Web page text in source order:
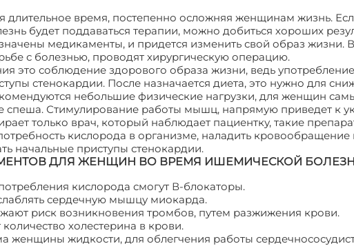
длительное время, постепенно осложняя женщинам жизнь.
будет поддаваться терапии, можно добиться хороших
медикаменты, и придется изменить свой образ жизни.
с болезнью, проводят хирургическую операцию.
это соблюдение здорового образа жизни, ведь
стенокардии. После назначается диета, это нужно для
небольшие физические нагрузки, для женщин
спеша. Стимулирование работы мышц, напрямую приведет к
только врач, который наблюдает пациентку, такие
кислорода в организме, наладить
начальные приступы стенокардии.
ДЛЯ ЖЕНЩИН ВО ВРЕМЯ ИШЕМИЧЕСКОЙ
кислорода смогут В-блокаторы.
сердечную мышцу миокарда.
риск возникновения тромбов, путем разжижения крови.
холестерина в крови.
женщины жидкости, для облегчения работы